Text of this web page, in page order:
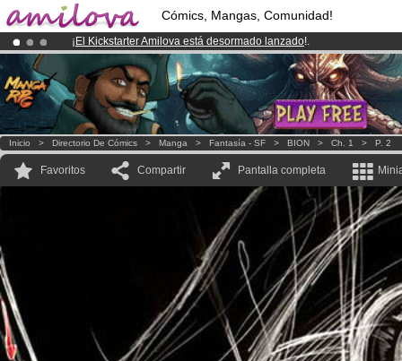
Cómics, Mangas, Comunidad!
¡ El Kickstarter Amilova está desormado lanzado!.
¡Ya tenemos 134393miembrosy 1208Cómics y Mangas!.
¡Conviertete en Premium por3.95 euros al mes!Hazte Premium ya
Inicio > Directorio De Cómics > Manga > Fantasía - SF > BION > Ch. 1 > P. 2
Favoritos Compartir Pantalla completa